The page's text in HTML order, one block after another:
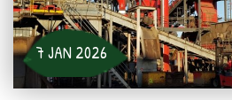
7 JAN 2026